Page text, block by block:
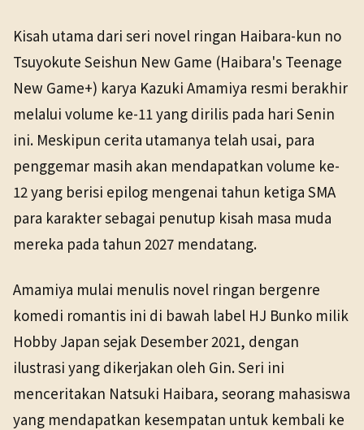
Kisah utama dari seri novel ringan Haibara-kun no
Tsuyokute Seishun New Game (Haibara's Teenage
New Game+) karya Kazuki Amamiya resmi berakhir
melalui volume ke-11 yang dirilis pada hari Senin
ini. Meskipun cerita utamanya telah usai, para
penggemar masih akan mendapatkan volume ke-
12 yang berisi epilog mengenai tahun ketiga SMA
para karakter sebagai penutup kisah masa muda
mereka pada tahun 2027 mendatang.
Amamiya mulai menulis novel ringan bergenre
komedi romantis ini di bawah label HJ Bunko milik
Hobby Japan sejak Desember 2021, dengan
ilustrasi yang dikerjakan oleh Gin. Seri ini
menceritakan Natsuki Haibara, seorang mahasiswa
yang mendapatkan kesempatan untuk kembali ke